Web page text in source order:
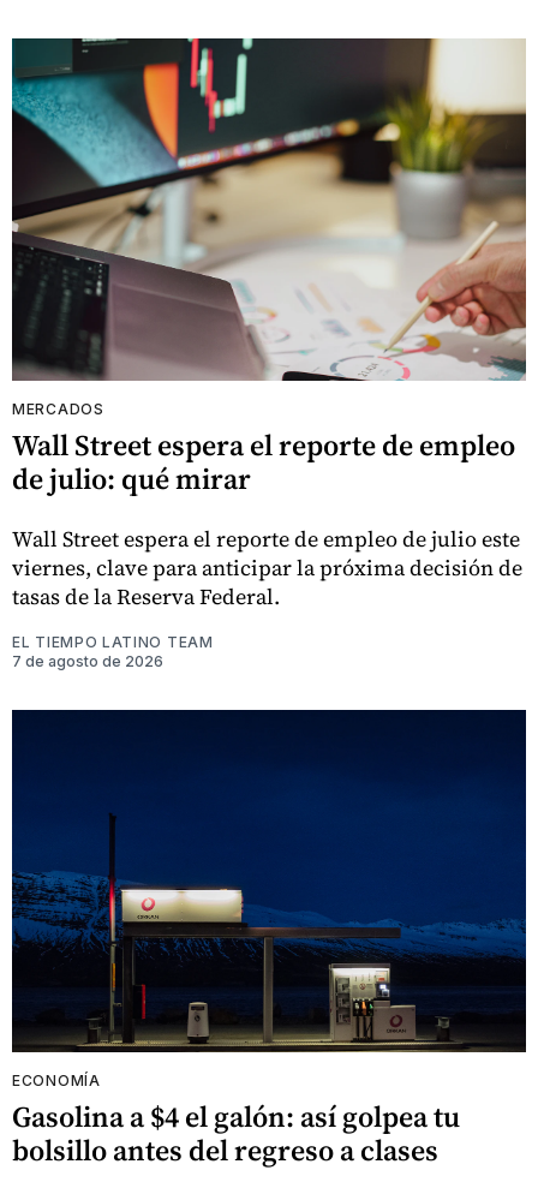
MERCADOS
Wall Street espera el reporte de empleo
de julio: qué mirar
Wall Street espera el reporte de empleo de julio este
viernes, clave para anticipar la próxima decisión de
tasas de la Reserva Federal.
EL TIEMPO LATINO TEAM
7 de agosto de 2026
ECONOMÍA
Gasolina a $4 el galón: así golpea tu
bolsillo antes del regreso a clases